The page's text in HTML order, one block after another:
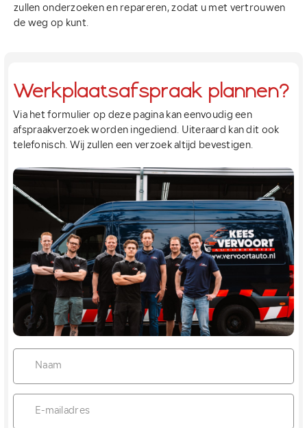
zullen onderzoeken en repareren, zodat u met vertrouwen
de weg op kunt.
Werkplaatsafspraak plannen?
Via het formulier op deze pagina kan eenvoudig een
afspraakverzoek worden ingediend. Uiteraard kan dit ook
telefonisch. Wij zullen een verzoek altijd bevestigen.